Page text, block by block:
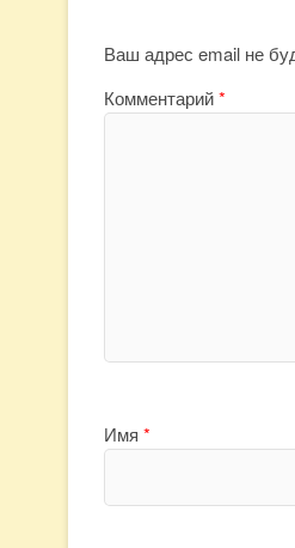
Ваш адрес email не
Комментарий*
Имя *